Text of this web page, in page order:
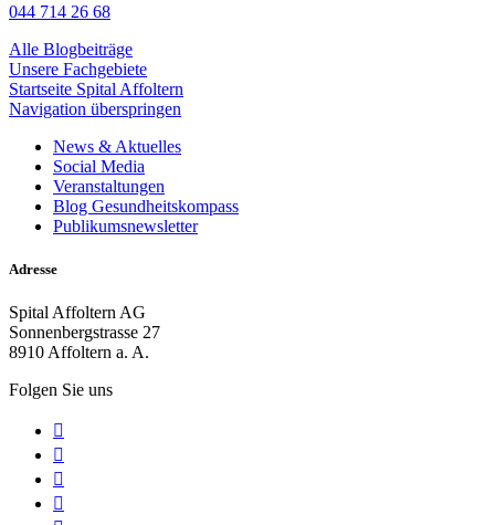
044 714 26 68
Alle Blogbeiträge
Unsere Fachgebiete
Startseite Spital Affoltern
Navigation überspringen
News & Aktuelles
Social Media
Veranstaltungen
Blog Gesundheitskompass
Publikumsnewsletter
Adresse
Spital Affoltern AG
Sonnenbergstrasse 27
8910 Affoltern a. A.
Folgen Sie uns



